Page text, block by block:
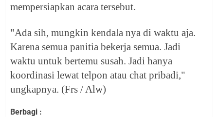
mempersiapkan acara tersebut.
"Ada sih, mungkin kendala nya di waktu aja.
Karena semua panitia bekerja semua. Jadi
waktu untuk bertemu susah. Jadi hanya
koordinasi lewat telpon atau chat pribadi,"
ungkapnya. (Frs / Alw)
Berbagi :